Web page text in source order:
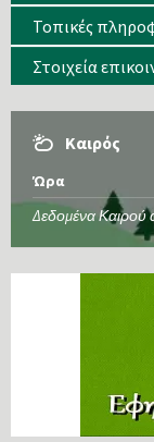
Τοπικές
Στοιχεία
Καιρός
Ώρα
Δεδομένα Καιρού